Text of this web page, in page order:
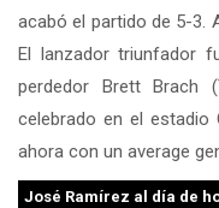
acabó el partido de 5-3.
El lanzador triunfador
perdedor Brett Brach
celebrado en el estadio
ahora con un average
José Ramírez al día de